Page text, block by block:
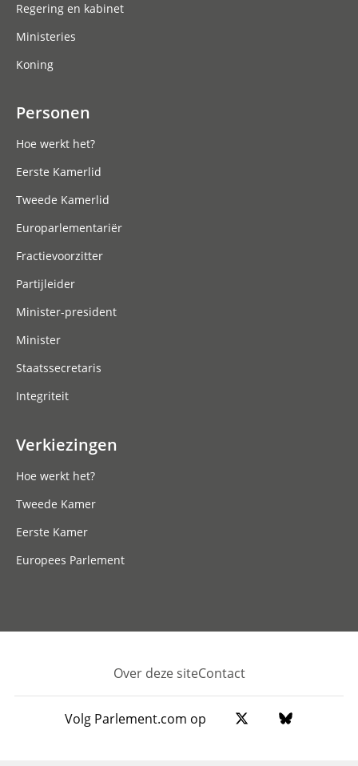
Regering en kabinet
Ministeries
Koning
Personen
Hoe werkt het?
Eerste Kamerlid
Tweede Kamerlid
Europarlementariër
Fractievoorzitter
Partijleider
Minister-president
Minister
Staatssecretaris
Integriteit
Verkiezingen
Hoe werkt het?
Tweede Kamer
Eerste Kamer
Europees Parlement
Footer
Over deze siteContact
Volg Parlement.com op